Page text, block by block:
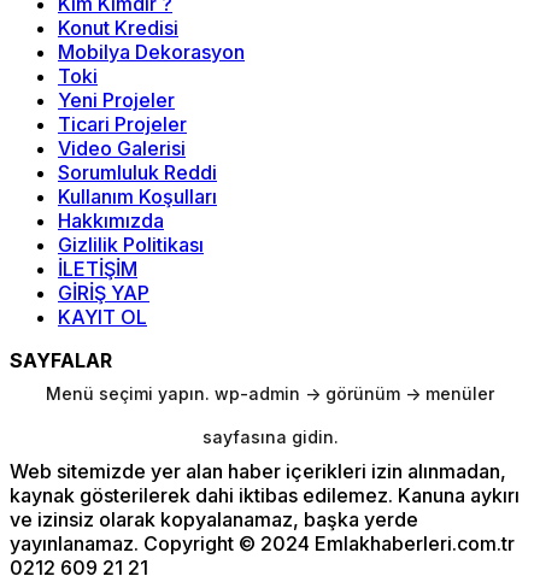
Konut Kredisi
Mobilya Dekorasyon
Toki
Yeni Projeler
Ticari Projeler
Video Galerisi
Sorumluluk Reddi
Kullanım Koşulları
Hakkımızda
Gizlilik Politikası
İLETİŞİM
GİRİŞ YAP
KAYIT OL
SAYFALAR
Menü seçimi yapın. wp-admin -> görünüm -> menüler
sayfasına gidin.
Web sitemizde yer alan haber içerikleri izin alınmadan,
kaynak gösterilerek dahi iktibas edilemez. Kanuna aykırı
ve izinsiz olarak kopyalanamaz, başka yerde
yayınlanamaz. Copyright © 2024 Emlakhaberleri.com.tr
0212 609 21 21